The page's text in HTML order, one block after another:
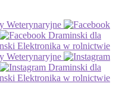
Weterynaryjne
Draminski dla
Elektronika w rolnictwie
Weterynaryjne
Draminski dla
Elektronika w rolnictwie